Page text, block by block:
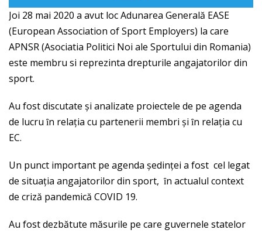
Joi 28 mai 2020 a avut loc Adunarea Generală EASE
(European Association of Sport Employers) la care
APNSR (Asociatia Politici Noi ale Sportului din Romania)
este membru si reprezinta drepturile angajatorilor din
sport.
Au fost discutate şi analizate proiectele de pe agenda
de lucru ȋn relația cu partenerii membri şi ȋn relația cu
EC.
Un punct important pe agenda şedinței a fost cel legat
de situația angajatorilor din sport, ȋn actualul context
de criză pandemică COVID 19.
Au fost dezbătute măsurile pe care guvernele statelor